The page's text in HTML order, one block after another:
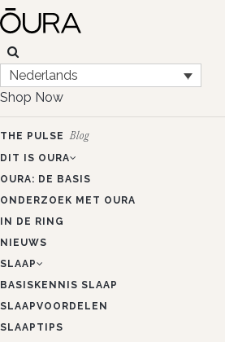
Nederlands
Shop Now
THE PULSE Blog
DIT IS OURA
OURA: DE BASIS
ONDERZOEK MET OURA
IN DE RING
NIEUWS
SLAAP
BASISKENNIS SLAAP
SLAAPVOORDELEN
SLAAPTIPS